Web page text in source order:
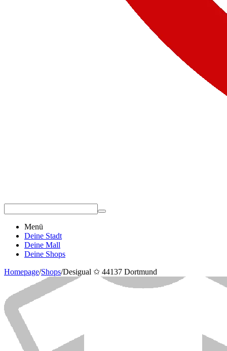
Menü
Deine Stadt
Deine Mall
Deine Shops
Homepage/Shops/Desigual ✩ 44137 Dortmund